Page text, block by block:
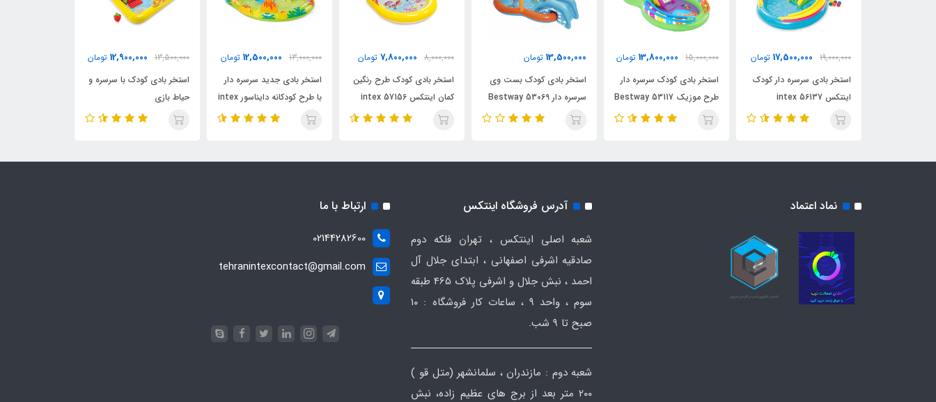
19,000,000
17,500,000 تومان
استخر بادی سرسره دار کودک
اینتکس intex 56137
15,000,000
13,800,000 تومان
استخر بادی کودک سرسره دار
طرح موزیک Bestway 53117
13,500,000 تومان
استخر بادی کودک بست وی
سرسره دار Bestway 53069
8,000,000
7,800,000 تومان
استخر بادی کودک طرح رنگین
کمان اینتکس intex 57156
13,000,000
12,500,000 تومان
استخر بادی جدید سرسره دار
با طرح کودکانه دایناسور intex
57166
13,500,000
12,900,000 تومان
استخر بادی کودک با سرسره و
حیاط بازی
نماد اعتماد آدرس فروشگاه اینتکس
شعبه اصلی اینتکس ، تهران فلکه دوم
صادقیه اشرفی اصفهانی ، ابتدای جلال آل
احمد ، نبش جلال و اشرفی پلاک 465 طبقه
سوم ، واحد ۹ ، ساعات کار فروشگاه : ۱۰
صبح تا ۹ شب.
شعبه دوم : مازندران ، سلمانشهر (متل قو )
۲۰۰ متر بعد از برج های عظیم زاده، نبش
ارتباط با ما
02144282600
tehranintexcontact@gmail.com